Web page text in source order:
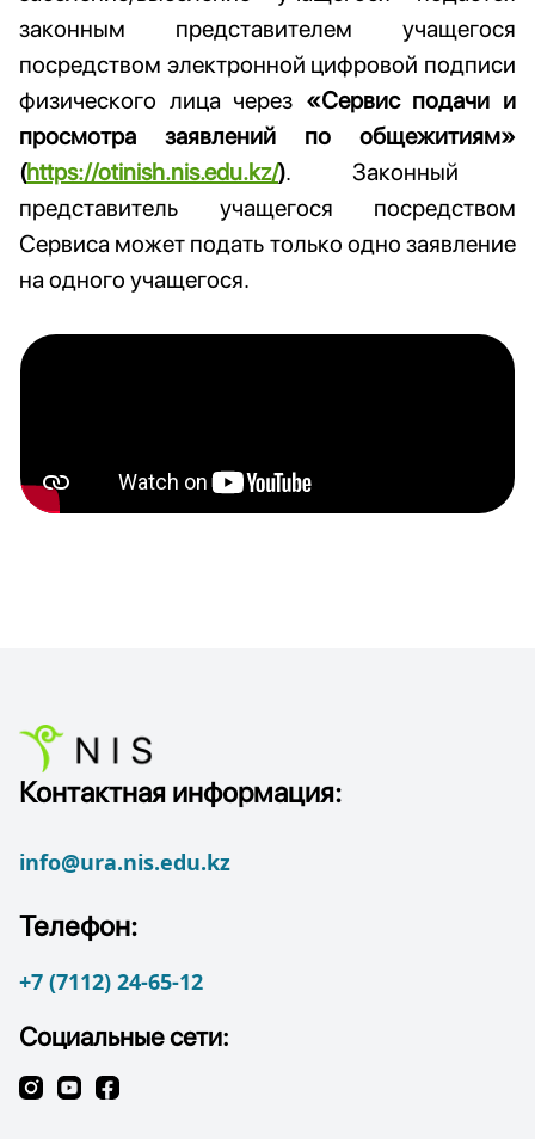
законным представителем учащегося
посредством электронной цифровой подписи
физического лица через «Сервис подачи и
просмотра заявлений по общежитиям»
(https://otinish.nis.edu.kz/). Законный
представитель учащегося посредством
Сервиса может подать только одно заявление
на одного учащегося.
Контактная информация:
info@ura.nis.edu.kz
Телефон:
+7 (7112) 24-65-12
Социальные сети: